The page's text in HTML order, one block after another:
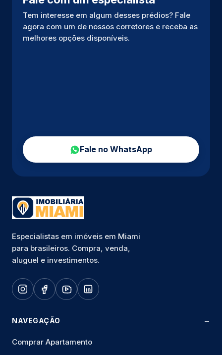
Tem interesse em algum desses prédios? Fale
agora com um de nossos corretores e receba as
melhores opções disponíveis.
Fale no WhatsApp
Especialistas em imóveis em Miami
para brasileiros. Compra, venda,
aluguel e investimentos.
NAVEGAÇÃO
Comprar Apartamento